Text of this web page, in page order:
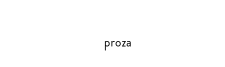
proza